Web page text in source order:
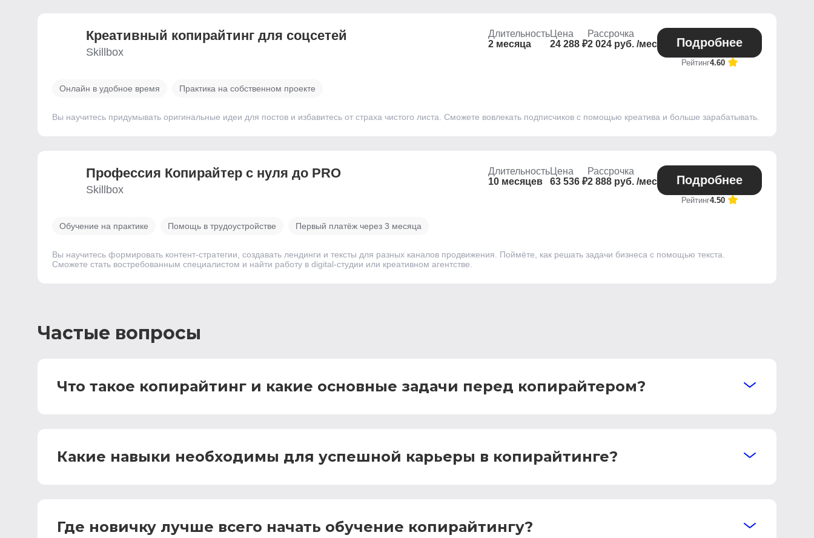
Креативный копирайтинг для соцсетей
Skillbox
Длительность
2 месяца
Цена
24 288 ₽
Рассрочка
2 024 руб. /мес
Подробнее
Рейтинг4.60
Онлайн в удобное время Практика на собственном проекте
Вы научитесь придумывать оригинальные идеи для постов и избавитесь от страха чистого листа. Сможете вовлекать подписчиков с помощью креатива и больше зарабатывать.
Профессия Копирайтер с нуля до PRO
Skillbox
Длительность
10 месяцев
Цена
63 536 ₽
Рассрочка
2 888 руб. /мес
Подробнее
Рейтинг4.50
Обучение на практике Помощь в трудоустройстве Первый платёж через 3 месяца
Вы научитесь формировать контент-стратегии, создавать лендинги и тексты для разных каналов продвижения. Поймёте, как решать задачи бизнеса с помощью текста.
Сможете стать востребованным специалистом и найти работу в digital-студии или креативном агентстве.
Частые вопросы
Что такое копирайтинг и какие основные задачи перед копирайтером?
Какие навыки необходимы для успешной карьеры в копирайтинге?
Где новичку лучше всего начать обучение копирайтингу?